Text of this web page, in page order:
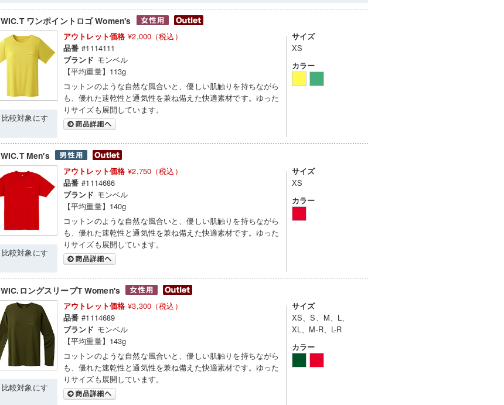
WIC.T ワンポイントロゴ Women's
比較対象にす
アウトレット価格 ¥2,000（税込）
品番 #1114111
ブランド モンベル
【平均重量】113g
コットンのような自然な風合いと、優しい肌触りを持ちながら
も、優れた速乾性と通気性を兼ね備えた快適素材です。ゆった
りサイズも展開しています。
サイズ
XS
カラー
WIC.T Men's
比較対象にす
アウトレット価格 ¥2,750（税込）
品番 #1114686
ブランド モンベル
【平均重量】140g
コットンのような自然な風合いと、優しい肌触りを持ちながら
も、優れた速乾性と通気性を兼ね備えた快適素材です。ゆった
りサイズも展開しています。
サイズ
XS
カラー
WIC.ロングスリーブT Women's
比較対象にす
アウトレット価格 ¥3,300（税込）
品番 #1114689
ブランド モンベル
【平均重量】143g
コットンのような自然な風合いと、優しい肌触りを持ちながら
も、優れた速乾性と通気性を兼ね備えた快適素材です。ゆった
りサイズも展開しています。
サイズ
XS、S、M、L、
XL、M-R、L-R
カラー